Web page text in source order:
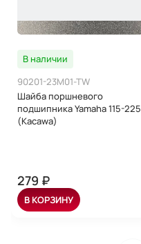
В наличии
90201-23M01-TW
Шайба поршневого
подшипника Yamaha 115-225
(Kacawa)
279 ₽
В КОРЗИНУ